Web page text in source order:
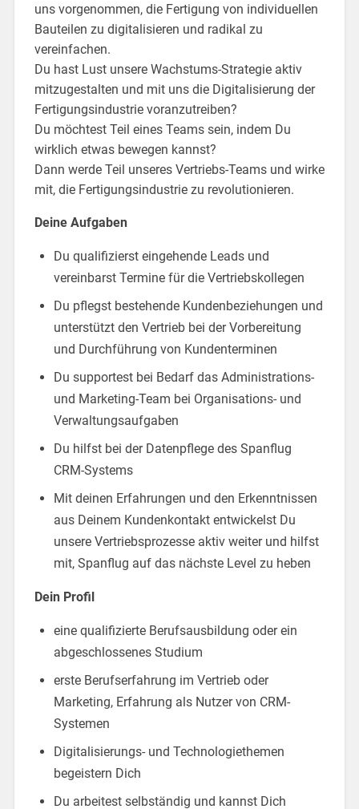
uns vorgenommen, die Fertigung von individuellen
Bauteilen zu digitalisieren und radikal zu
vereinfachen.
Du hast Lust unsere Wachstums-Strategie aktiv
mitzugestalten und mit uns die Digitalisierung der
Fertigungsindustrie voranzutreiben?
Du möchtest Teil eines Teams sein, indem Du
wirklich etwas bewegen kannst?
Dann werde Teil unseres Vertriebs-Teams und wirke
mit, die Fertigungsindustrie zu revolutionieren.
Deine Aufgaben
Du qualifizierst eingehende Leads und
vereinbarst Termine für die Vertriebskollegen
Du pflegst bestehende Kundenbeziehungen und
unterstützt den Vertrieb bei der Vorbereitung
und Durchführung von Kundenterminen
Du supportest bei Bedarf das Administrations-
und Marketing-Team bei Organisations- und
Verwaltungsaufgaben
Du hilfst bei der Datenpflege des Spanflug
CRM-Systems
Mit deinen Erfahrungen und den Erkenntnissen
aus Deinem Kundenkontakt entwickelst Du
unsere Vertriebsprozesse aktiv weiter und hilfst
mit, Spanflug auf das nächste Level zu heben
Dein Profil
eine qualifizierte Berufsausbildung oder ein
abgeschlossenes Studium
erste Berufserfahrung im Vertrieb oder
Marketing, Erfahrung als Nutzer von CRM-
Systemen
Digitalisierungs- und Technologiethemen
begeistern Dich
Du arbeitest selbständig und kannst Dich